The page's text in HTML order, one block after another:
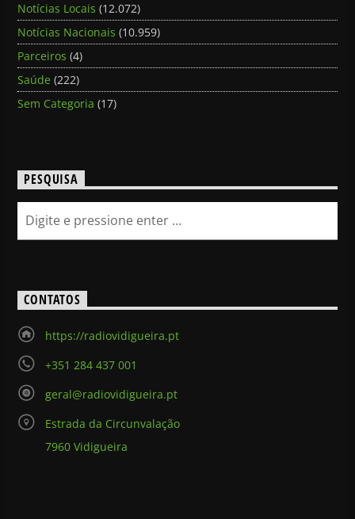
Notícias Locais (12.072)
Notícias Nacionais (10.959)
Parceiros (4)
Saúde (222)
Sem Categoria (17)
PESQUISA
CONTATOS
https://radiovidigueira.pt
+351 284 437 001
geral@radiovidigueira.pt
Estrada da Circunvalação
7960 Vidigueira